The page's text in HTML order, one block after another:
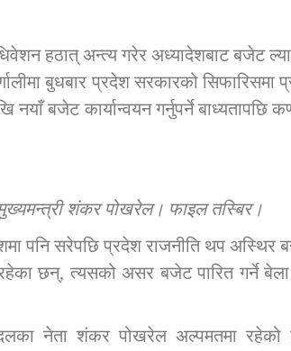
लैङ्गिक हिंसा सम्बन्धी सूचना सन्देश
हठात् अन्त्य गरेर अध्यादेशबाट बजेट
बुधबार प्रदेश सरकारको सिफारिसमा
बजेट कार्यान्वयन गर्नुपर्ने बाध्यतापछि
मुख्यमन्त्री शंकर पोखरेल। फाइल तस्बिर।
पनि सरेपछि प्रदेश राजनीति थप अस्थिर
छन्, त्यसको असर बजेट पारित गर्ने
नेता शंकर पोखरेल अल्पमतमा रहेको